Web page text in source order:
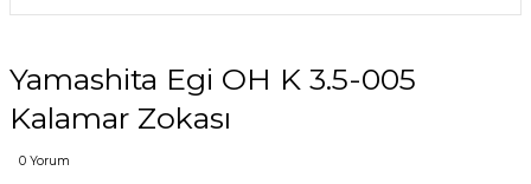
Yamashita Egi OH K 3.5-005
Kalamar Zokası
0 Yorum